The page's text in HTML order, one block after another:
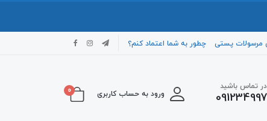
مرسولات پستی چطور به شما اعتماد کنم؟
در تماس باشید
ورود به حساب کاربری 0